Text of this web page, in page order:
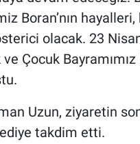
Boran’nın
olacak. 23
Çocuk
Uzun, ziyaretin
takdim etti.